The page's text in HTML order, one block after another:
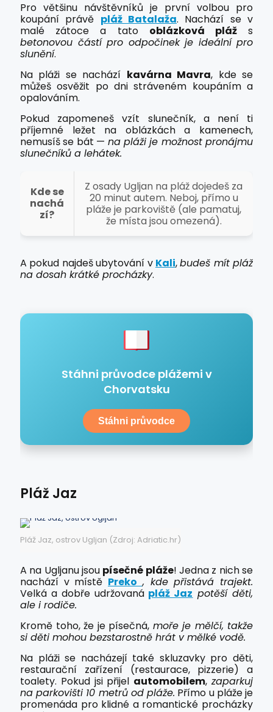
Pro většinu návštěvníků je první volbou pro
koupání právě pláž Batalaža. Nachází se v
malé zátoce a tato oblázková plážs
betonovou částí pro odpočinek je ideální pro
slunění.
Na pláži se nachází kavárna Mavra, kde se
můžeš osvěžit po dni stráveném koupáním a
opalováním.
Pokud zapomeneš vzít slunečník, a není ti
příjemné ležet na oblázkách a kamenech,
nemusíš se bát — na pláži je možnost pronájmu
slunečníků a lehátek.
Kde se
nachá
zí?
Z osady Ugljan na pláž dojedeš za
20 minut autem. Neboj, přímo u
pláže je parkoviště (ale pamatuj,
že místa jsou omezená).
A pokud najdeš ubytování v Kali,budeš mít pláž
na dosah krátké procházky.
Stáhni průvodce plážemi v
Chorvatsku
Stáhni průvodce
Pláž Jaz
Pláž Jaz, ostrov Ugljan (Zdroj: Adriatic.hr)
A na Ugljanu jsou písečné pláže! Jedna z nich se
nachází v místě Preko , kde přistává trajekt.
Velká a dobře udržovaná pláž Jaz potěší děti,
ale i rodiče.
Kromě toho, že je písečná, moře je mělčí, takže
si děti mohou bezstarostně hrát v mělké vodě.
Na pláži se nacházejí také skluzavky pro děti,
restaurační zařízení (restaurace, pizzerie) a
toalety. Pokud jsi přijel automobilem,zaparkuj
na parkovišti 10 metrů od pláže. Přímo u pláže je
promenáda pro klidné a romantické procházky